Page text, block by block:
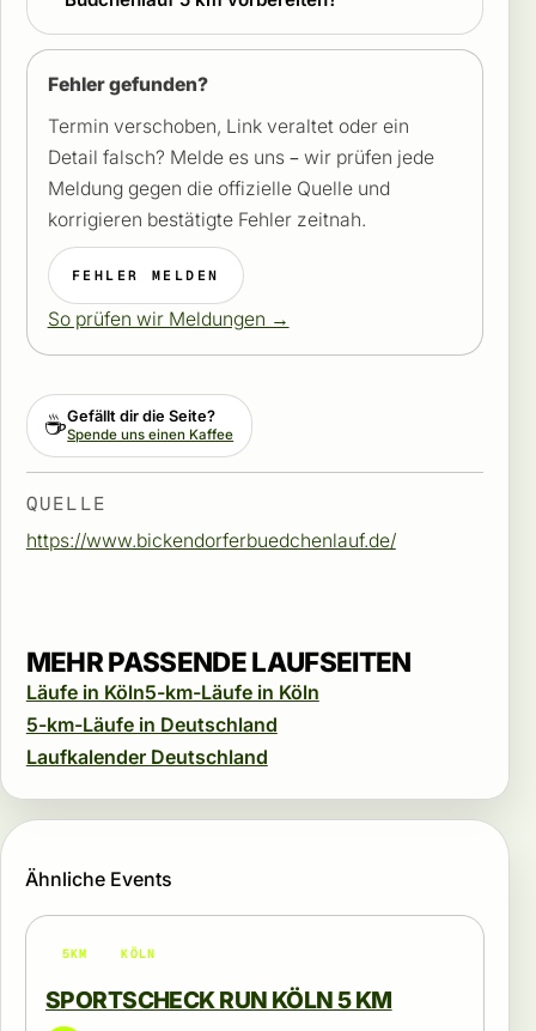
Fehler gefunden?
Termin verschoben, Link veraltet oder ein
Detail falsch? Melde es uns – wir prüfen jede
Meldung gegen die offizielle Quelle und
korrigieren bestätigte Fehler zeitnah.
FEHLER MELDEN
So prüfen wir Meldungen →
☕Gefällt dir die Seite?
Spende uns einen Kaffee
QUELLE
https://www.bickendorferbuedchenlauf.de/
MEHR PASSENDE LAUFSEITEN
Läufe in Köln5-km-Läufe in Köln
5-km-Läufe in Deutschland
Laufkalender Deutschland
Ähnliche Events
5KM KÖLN
SPORTSCHECK RUN KÖLN 5 KM